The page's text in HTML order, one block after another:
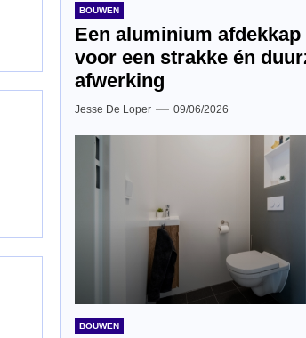
BOUWEN
Een aluminium
voor een strakke én
afwerking
Jesse De Loper 09/06/2026
BOUWEN